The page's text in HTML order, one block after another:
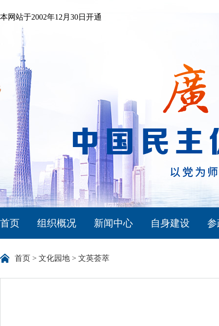
本网站于2002年12月30日开通
首页 组织概况 新闻中心 自身建设 参
首页 > 文化园地 > 文英荟萃